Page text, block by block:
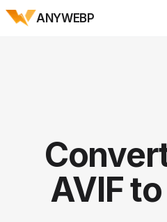
ANYWEBP
AVIF